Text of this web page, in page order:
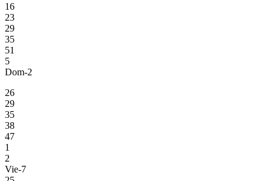
16
23
29
35
51
5
Dom-2
26
29
35
38
47
1
2
Vie-7